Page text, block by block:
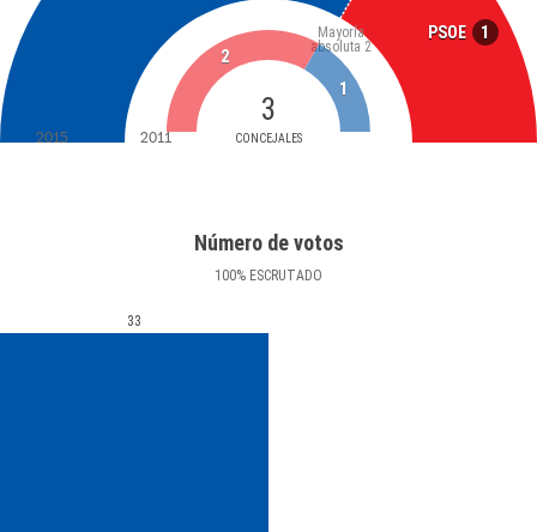
PSOE 1
3
CONCEJALES
Mayoría
absoluta 2
2
1
2015 2011
Número de votos
100% ESCRUTADO
33